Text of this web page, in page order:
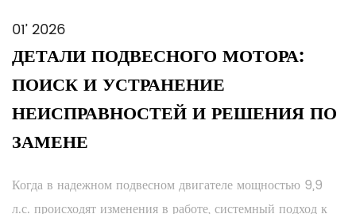
01’ 2026
ДЕТАЛИ ПОДВЕСНОГО МОТОРА:
ПОИСК И УСТРАНЕНИЕ
НЕИСПРАВНОСТЕЙ И РЕШЕНИЯ ПО
ЗАМЕНЕ
Когда в надежном подвесном двигателе мощностью 9,9
л.с. происходят изменения в работе, системный подход к